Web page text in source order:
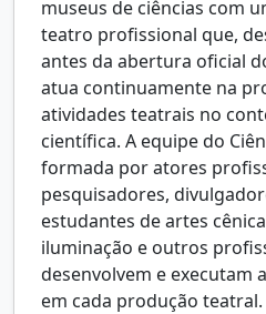
museus de ciências com
teatro profissional que,
antes da abertura oficial
atua continuamente na
atividades teatrais no
científica. A equipe do
formada por atores
pesquisadores,
estudantes de artes
iluminação e outros
desenvolvem e executam
em cada produção teatral.